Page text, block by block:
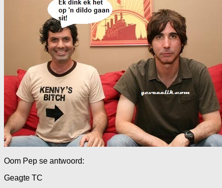
Oom Pep se antwoord:
Geagte TC